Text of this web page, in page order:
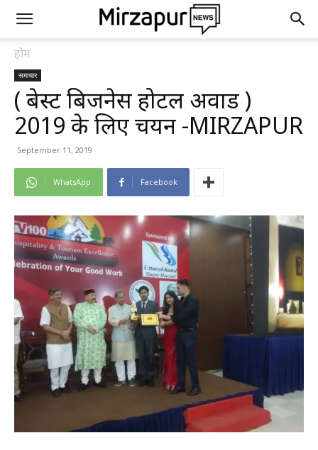
होम
समाचार
( बेस्ट बिजनेस होटल अवार्ड )
2019 के लिए चयन -MIRZAPUR
September 11, 2019
WhatsApp Facebook